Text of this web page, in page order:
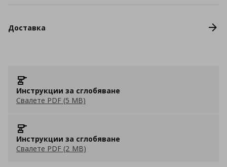
Доставка
Инструкции за сглобяване
Свалете PDF (5 MB)
Инструкции за сглобяване
Свалете PDF (2 MB)